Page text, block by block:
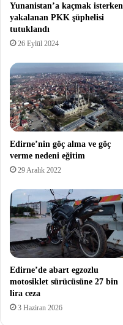
Yunanistan’a kaçmak isterken
yakalanan PKK şüphelisi
tutuklandı
26 Eylül 2024
Edirne’nin göç alma ve göç
verme nedeni eğitim
29 Aralık 2022
Edirne’de abart egzozlu
motosiklet sürücüsüne 27 bin
lira ceza
3 Haziran 2026